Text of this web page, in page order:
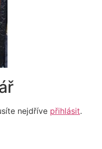
nejdříve přihlásit.